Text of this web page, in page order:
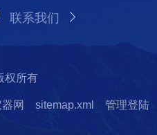
联系我们
权所有
网 sitemap.xml 管理登陆